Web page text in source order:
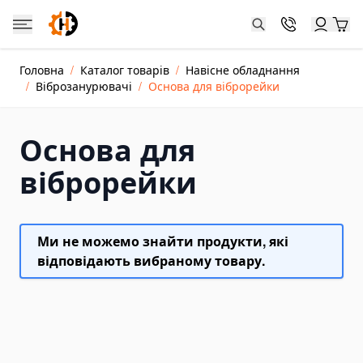
Skip to Content
Каталог товарів
Hydraulic Toe Jacks
Farm Jacks
Double-acting Hydraulic Cylinders
Dongkrak Kereta
Crane Jacks
Power Units and Hand Pumps
Головна / Каталог товарів / Навісне обладнання
/ Віброзанурювачі / Основа для віброрейки
Основа для
віброрейки
Ми не можемо знайти продукти, які
відповідають вибраному товару.